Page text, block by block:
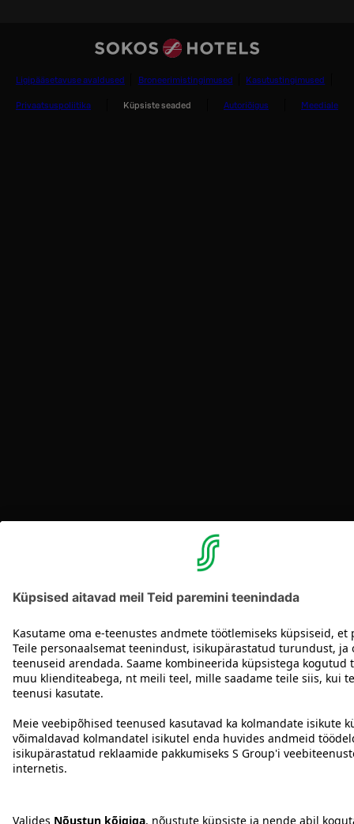
Ligipääsetavuse avaldused Broneerimistingimused Kasutustingimused
Privaatsuspoliitika Küpsiste seaded Autoriõigus Meediale